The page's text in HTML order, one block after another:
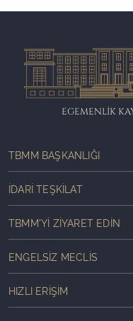
EGEMENLİK
TBMM BAŞKANLIĞI
İDARI TEŞKILAT
TBMM'YI ZIYARET EDIN
ENGELSIZ MECLIS
HIZLI ERIŞIM